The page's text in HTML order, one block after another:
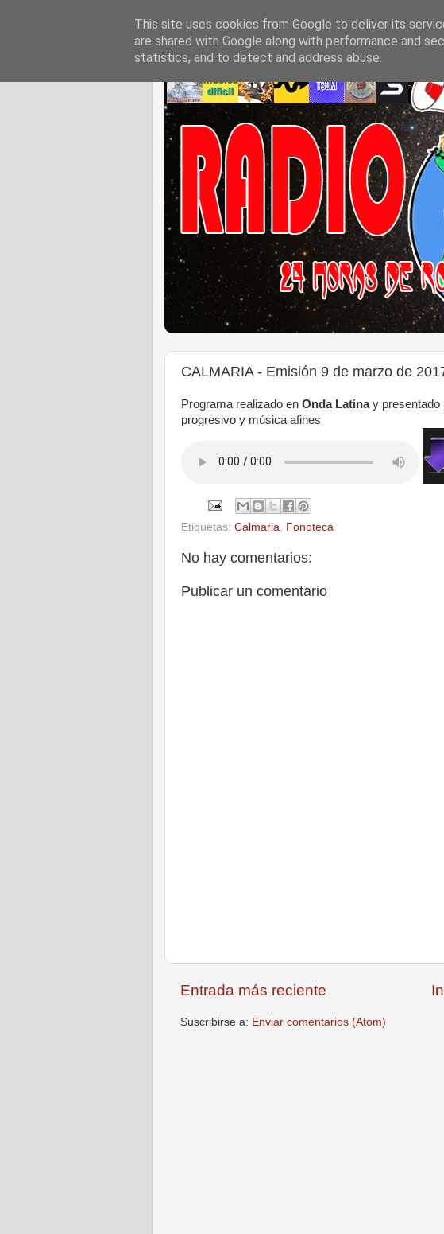
CALMARIA - Emisión 9 de marzo de
Programa realizado en Onda Latinay presentado
progresivo y música afines
Etiquetas: Calmaria, Fonoteca
No hay comentarios:
Publicar un comentario
Entrada más reciente
Suscribirse a: Enviar comentarios (Atom)
This site uses cookies from Google to deliver its
are shared with Google along with performance and
statistics, and to detect and address abuse.